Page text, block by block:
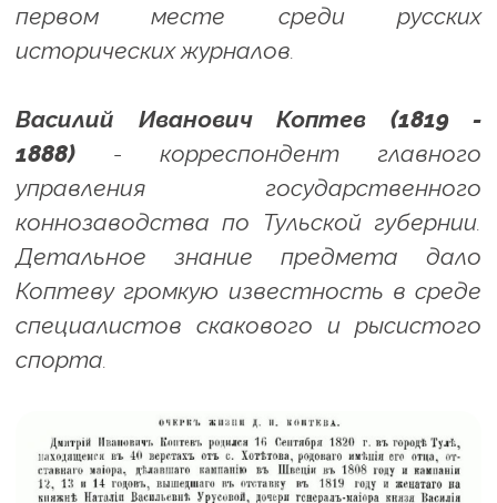
первом месте среди русских
исторических журналов.
Василий Иванович Коптев (1819 -
1888) - корреспондент главного
управления государственного
коннозаводства по Тульской губернии.
Детальное знание предмета дало
Коптеву громкую известность в среде
специалистов скакового и рысистого
спорта.